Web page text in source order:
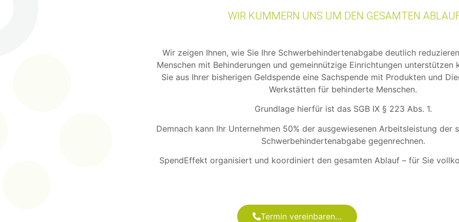
WIR KÜMMERN UNS UM DEN GESAMTEN
Wir zeigen Ihnen, wie Sie Ihre Schwerbehindertenabgabe deutlich
Menschen mit Behinderungen und gemeinnützige Einrichtungen unterstützen
Sie aus Ihrer bisherigen Geldspende eine Sachspende mit Produkten und
Werkstätten für behinderte Menschen.
Grundlage hierfür ist das SGB IX § 223 Abs. 1.
Demnach kann Ihr Unternehmen 50% der ausgewiesenen Arbeitsleistung der
Schwerbehindertenabgabe gegenrechnen.
SpendEffekt organisiert und koordiniert den gesamten Ablauf – für Sie
Termin vereinbaren…